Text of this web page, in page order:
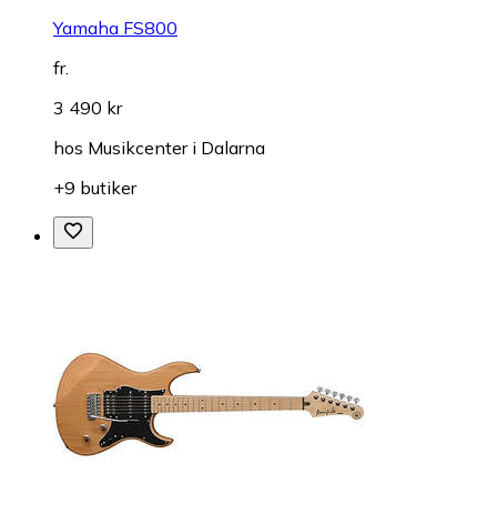
Yamaha FS800
fr.
3 490 kr
hos Musikcenter i Dalarna
+9 butiker